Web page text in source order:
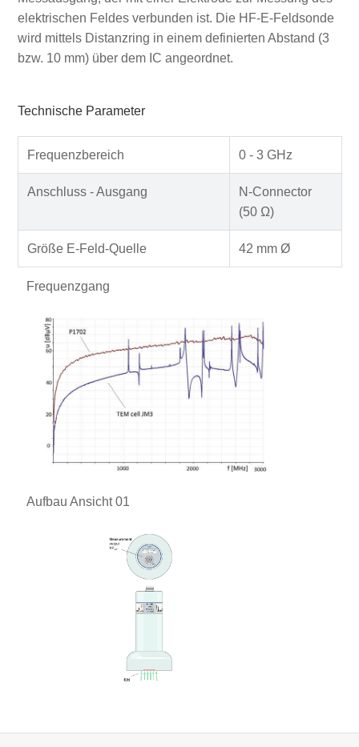
elektrischen Feldes verbunden ist. Die HF-E-Feldsonde
wird mittels Distanzring in einem definierten Abstand (3
bzw. 10 mm) über dem IC angeordnet.
Technische Parameter
Frequenzbereich 0 - 3 GHz
Anschluss - Ausgang
N-Connector
(50 Ω)
Größe E-Feld-Quelle 42 mm Ø
Frequenzgang
Aufbau Ansicht 01